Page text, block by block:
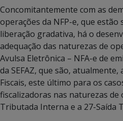
Concomitantemente com as
operações da NFP-e, que estão
liberação gradativa, há o
adequação das naturezas de
Avulsa Eletrônica – NFA-e de
da SEFAZ, que são, atualmente,
Fiscais, este último para os
fiscalizadoras nas naturezas de
Tributada Interna e a 27-Saída